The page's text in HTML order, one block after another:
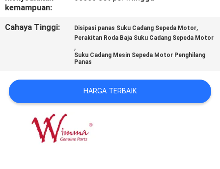
PETA
SITUS
KEBIJAKAN
kemampuan:
Cahaya Tinggi: Disipasi panas Suku Cadang Sepeda Motor,
Perakitan Roda Baja Suku Cadang Sepeda Motor
,
Suku Cadang Mesin Sepeda Motor Penghilang
Panas
HARGA TERBAIK